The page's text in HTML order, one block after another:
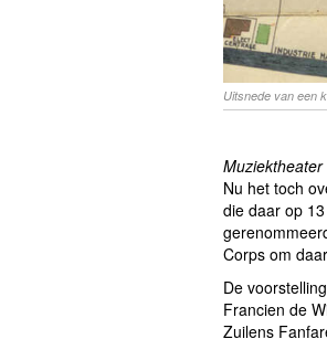
Uitsnede van een
Muziektheater
Nu het toch
die daar op
Corps om
De
Francien de
Zuilens